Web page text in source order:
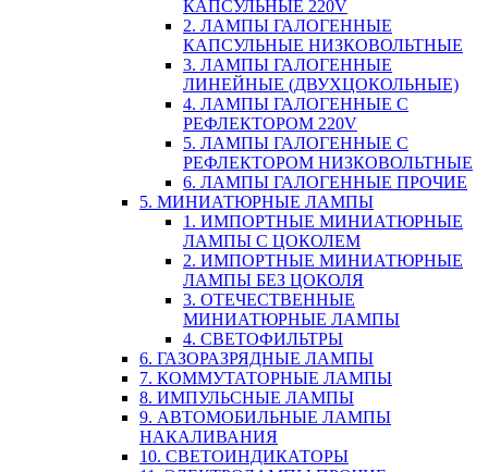
КАПСУЛЬНЫЕ 220V
2. ЛАМПЫ ГАЛОГЕННЫЕ
КАПСУЛЬНЫЕ НИЗКОВОЛЬТНЫЕ
3. ЛАМПЫ ГАЛОГЕННЫЕ
ЛИНЕЙНЫЕ (ДВУХЦОКОЛЬНЫЕ)
4. ЛАМПЫ ГАЛОГЕННЫЕ С
РЕФЛЕКТОРОМ 220V
5. ЛАМПЫ ГАЛОГЕННЫЕ С
РЕФЛЕКТОРОМ НИЗКОВОЛЬТНЫЕ
6. ЛАМПЫ ГАЛОГЕННЫЕ ПРОЧИЕ
5. МИНИАТЮРНЫЕ ЛАМПЫ
1. ИМПОРТНЫЕ МИНИАТЮРНЫЕ
ЛАМПЫ С ЦОКОЛЕМ
2. ИМПОРТНЫЕ МИНИАТЮРНЫЕ
ЛАМПЫ БЕЗ ЦОКОЛЯ
3. ОТЕЧЕСТВЕННЫЕ
МИНИАТЮРНЫЕ ЛАМПЫ
4. СВЕТОФИЛЬТРЫ
6. ГАЗОРАЗРЯДНЫЕ ЛАМПЫ
7. КОММУТАТОРНЫЕ ЛАМПЫ
8. ИМПУЛЬСНЫЕ ЛАМПЫ
9. АВТОМОБИЛЬНЫЕ ЛАМПЫ
НАКАЛИВАНИЯ
10. СВЕТОИНДИКАТОРЫ